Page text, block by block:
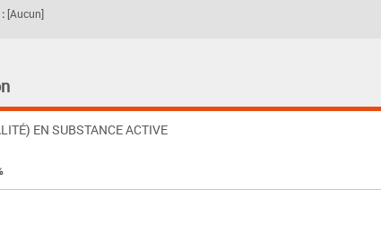
[Aucun]
EN SUBSTANCE ACTIVE